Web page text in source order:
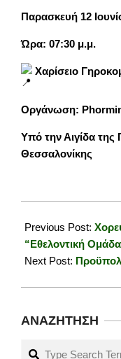
Παρασκευή 12
Ώρα: 07:30 μ.μ.
Χαρίσειο
Οργάνωση:
Υπό την Αιγίδα της
Θεσσαλονίκης
06-
10
Previous Post:
“Εθελοντική
Next Post:
ΑΝΑΖΉΤΗΣΗ
Search